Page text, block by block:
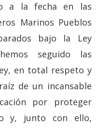
a la fecha en las
Marinos Pueblos
bajo la Ley
seguido las
en total respeto y
de un incansable
por proteger
y, junto con ello,